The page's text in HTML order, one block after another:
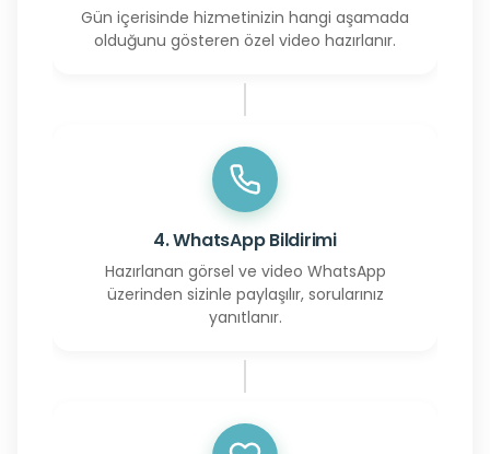
Gün içerisinde hizmetinizin hangi aşamada
olduğunu gösteren özel video hazırlanır.
4. WhatsApp Bildirimi
Hazırlanan görsel ve video WhatsApp
üzerinden sizinle paylaşılır, sorularınız
yanıtlanır.